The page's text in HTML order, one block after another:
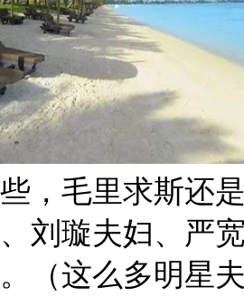
，毛里求斯还
刘璇夫妇、严
（这么多明星